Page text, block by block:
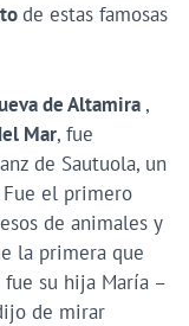
de estas famosas
de Altamira ,
Mar, fue
de Sautuola, un
el primero
de animales y
la primera que
su hija María –
de mirar